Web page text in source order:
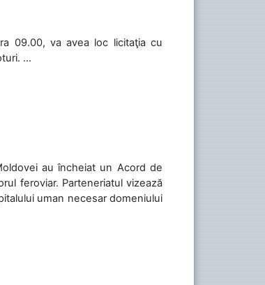
09.00, va avea loc licitaţia cu
...
au încheiat un Acord de
feroviar. Parteneriatul vizează
uman necesar domeniului